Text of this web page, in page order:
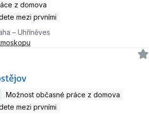
z domova
mezi prvními
– Uhříněves
Možnost občasné práce z domova
mezi prvními